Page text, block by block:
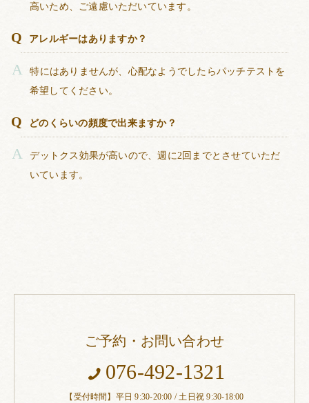
高いため、ご遠慮いただいています。
アレルギーはありますか？
特にはありませんが、心配なようでしたらパッチテストを
希望してください。
どのくらいの頻度で出来ますか？
デットクス効果が高いので、週に2回までとさせていただ
いています。
ご予約・お問い合わせ
076-492-1321
【受付時間】平日 9:30-20:00 / 土日祝 9:30-18:00